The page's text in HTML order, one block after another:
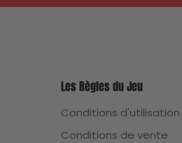
Les Règles du Jeu
Conditions d'utilisation
Conditions de vente